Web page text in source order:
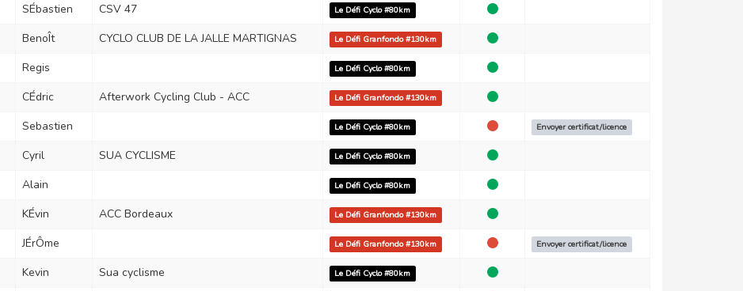
SÉbastien CSV 47 Le Défi Cyclo #80km
BenoÎt CYCLO CLUB DE LA JALLE MARTIGNAS Le Défi Granfondo #130km
Regis Le Défi Cyclo #80km
CÉdric Afterwork Cycling Club - ACC Le Défi Granfondo #130km
Sebastien Le Défi Cyclo #80km Envoyer certificat/licence
Cyril SUA CYCLISME Le Défi Cyclo #80km
Alain Le Défi Cyclo #80km
KÉvin ACC Bordeaux Le Défi Granfondo #130km
JÉrÔme Le Défi Granfondo #130km Envoyer certificat/licence
Kevin Sua cyclisme Le Défi Cyclo #80km